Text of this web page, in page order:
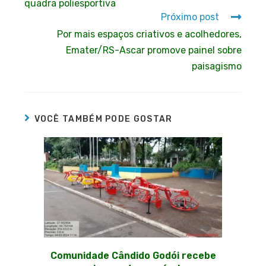
quadra poliesportiva
Próximo post
Por mais espaços criativos e acolhedores,
Emater/RS-Ascar promove painel sobre
paisagismo
VOCÊ TAMBÉM PODE GOSTAR
Comunidade Cândido Godói recebe